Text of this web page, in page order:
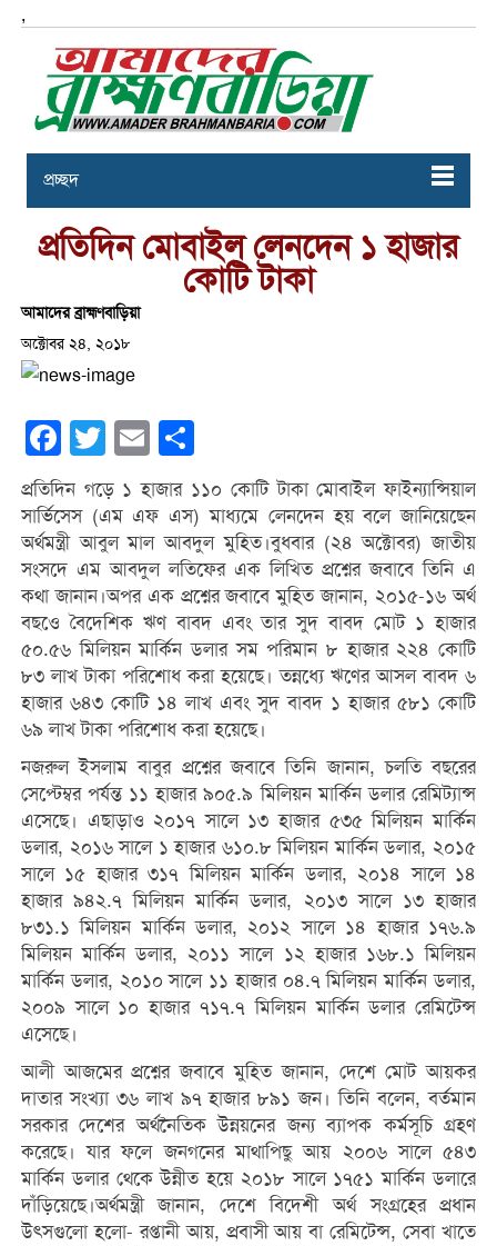
,
প্রচ্ছদ
প্রতিদিন মোবাইল লেনদেন ১ হাজার
কোটি টাকা
আমাদের ব্রাহ্মণবাড়িয়া
অক্টোবর ২৪, ২০১৮
Facebook
Twitter Email
প্রতিদিন গড়ে ১ হাজার ১১০ কোটি টাকা মোবাইল ফাইন্যান্সিয়াল
সার্ভিসেস (এম এফ এস) মাধ্যমে লেনদেন হয় বলে জানিয়েছেন
অর্থমন্ত্রী আবুল মাল আবদুল মুহিত।বুধবার (২৪ অক্টোবর) জাতীয়
সংসদে এম আবদুল লতিফের এক লিখিত প্রশ্নের জবাবে তিনি এ
কথা জানান।অপর এক প্রশ্নের জবাবে মুহিত জানান, ২০১৫-১৬ অর্থ
বছওে বৈদেশিক ঋণ বাবদ এবং তার সুদ বাবদ মোট ১ হাজার
৫০.৫৬ মিলিয়ন মার্কিন ডলার সম পরিমান ৮ হাজার ২২৪ কোটি
৮৩ লাখ টাকা পরিশোধ করা হয়েছে। তন্নধ্যে ঋণের আসল বাবদ ৬
হাজার ৬৪৩ কোটি ১৪ লাখ এবং সুদ বাবদ ১ হাজার ৫৮১ কোটি
৬৯ লাখ টাকা পরিশোধ করা হয়েছে।
নজরুল ইসলাম বাবুর প্রশ্নের জবাবে তিনি জানান, চলতি বছরের
সেপ্টেম্বর পর্যন্ত ১১ হাজার ৯০৫.৯ মিলিয়ন মার্কিন ডলার রেমিট্যান্স
এসেছে। এছাড়াও ২০১৭ সালে ১৩ হাজার ৫৩৫ মিলিয়ন মার্কিন
ডলার, ২০১৬ সালে ১ হাজার ৬১০.৮ মিলিয়ন মার্কিন ডলার, ২০১৫
সালে ১৫ হাজার ৩১৭ মিলিয়ন মার্কিন ডলার, ২০১৪ সালে ১৪
হাজার ৯৪২.৭ মিলিয়ন মার্কিন ডলার, ২০১৩ সালে ১৩ হাজার
৮৩১.১ মিলিয়ন মার্কিন ডলার, ২০১২ সালে ১৪ হাজার ১৭৬.৯
মিলিয়ন মার্কিন ডলার, ২০১১ সালে ১২ হাজার ১৬৮.১ মিলিয়ন
মার্কিন ডলার, ২০১০ সালে ১১ হাজার ০৪.৭ মিলিয়ন মার্কিন ডলার,
২০০৯ সালে ১০ হাজার ৭১৭.৭ মিলিয়ন মার্কিন ডলার রেমিটেন্স
এসেছে।
আলী আজমের প্রশ্নের জবাবে মুহিত জানান, দেশে মোট আয়কর
দাতার সংখ্যা ৩৬ লাখ ৯৭ হাজার ৮৯১ জন। তিনি বলেন, বর্তমান
সরকার দেশের অর্থনৈতিক উন্নয়নের জন্য ব্যাপক কর্মসূচি গ্রহণ
করেছে। যার ফলে জনগনের মাথাপিছু আয় ২০০৬ সালে ৫৪৩
মার্কিন ডলার থেকে উন্নীত হয়ে ২০১৮ সালে ১৭৫১ মার্কিন ডলারে
দাঁড়িয়েছে।অর্থমন্ত্রী জানান, দেশে বিদেশী অর্থ সংগ্রহের প্রধান
উৎসগুলো হলো- রপ্তানী আয়, প্রবাসী আয় বা রেমিটেন্স, সেবা খাতে